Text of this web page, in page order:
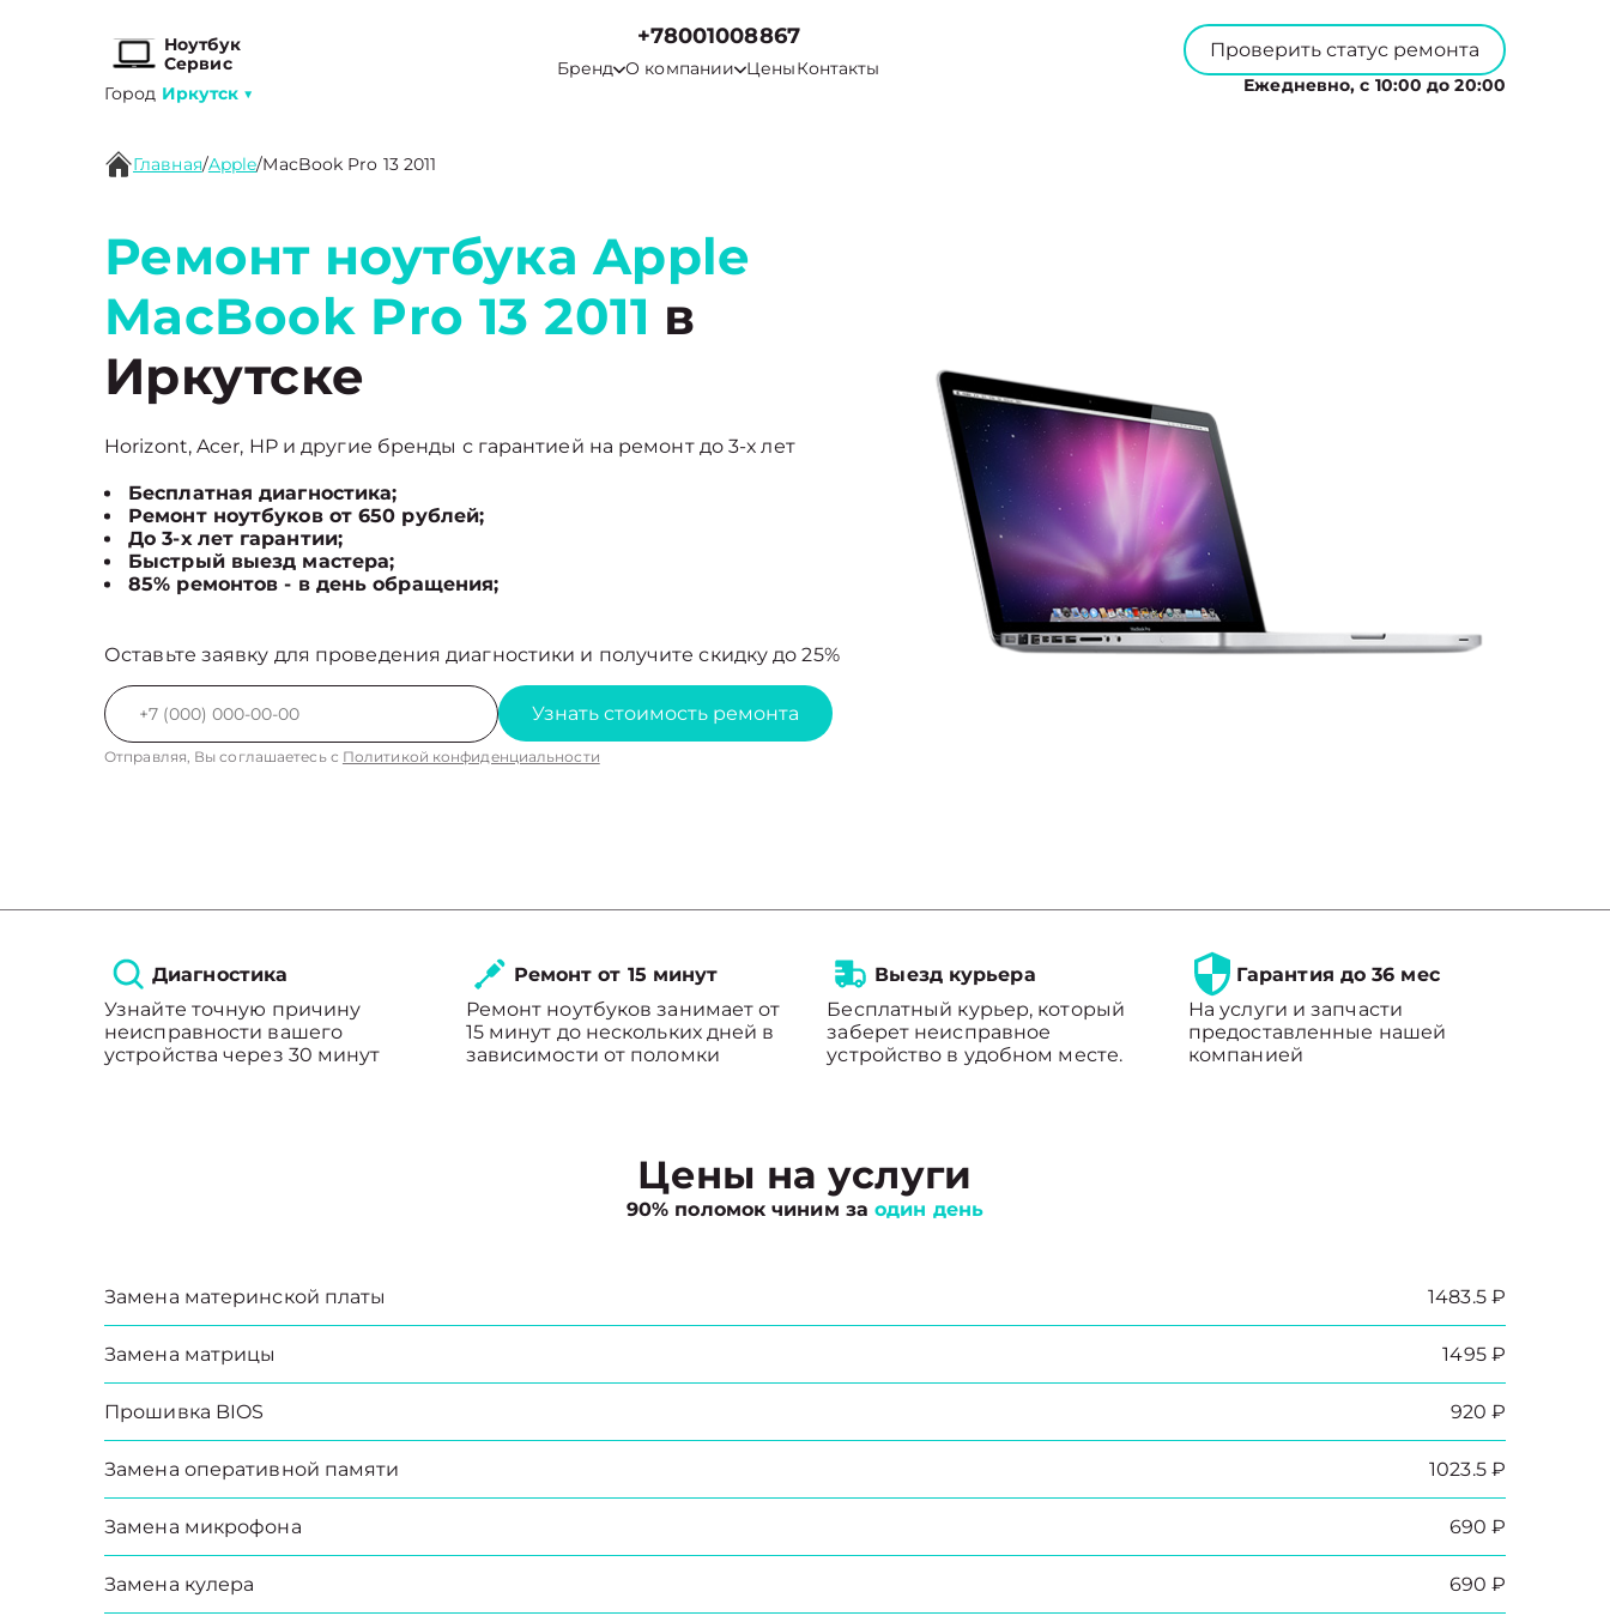
Ноутбук
Сервис
Город Иркутск ▼
+78001008867
Бренд О компании ЦеныКонтакты
Проверить статус ремонта
Ежедневно, с 10:00 до 20:00
Главная/Apple/MacBook Pro 13 2011
Ремонт ноутбука Apple
MacBook Pro 13 2011 в
Иркутске
Horizont, Acer, HP и другие бренды с гарантией на ремонт до 3-х лет
Бесплатная диагностика;
Ремонт ноутбуков от 650 рублей;
До 3-х лет гарантии;
Быстрый выезд мастера;
85% ремонтов - в день обращения;
Оставьте заявку для проведения диагностики и получите скидку до 25%
Узнать стоимость ремонта
Отправляя, Вы соглашаетесь с Политикой конфиденциальности
Диагностика
Узнайте точную причину
неисправности вашего
устройства через 30 минут
Ремонт от 15 минут
Ремонт ноутбуков занимает от
15 минут до нескольких дней в
зависимости от поломки
Выезд курьера
Бесплатный курьер, который
заберет неисправное
устройство в удобном месте.
Гарантия до 36 мес
На услуги и запчасти
предоставленные нашей
компанией
Цены на услуги
90% поломок чиним заодин день
Замена материнской платы 1483.5 ₽
Замена матрицы 1495 ₽
Прошивка BIOS 920 ₽
Замена оперативной памяти 1023.5 ₽
Замена микрофона 690 ₽
Замена кулера 690 ₽